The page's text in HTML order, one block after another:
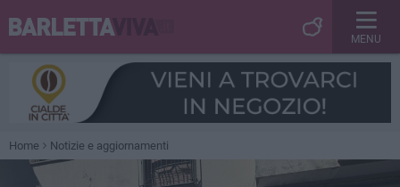
MENU
Home Notizie e aggiornamenti